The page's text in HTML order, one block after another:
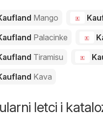
Mango
Palacinke
Tiramisu
Kava
letci i